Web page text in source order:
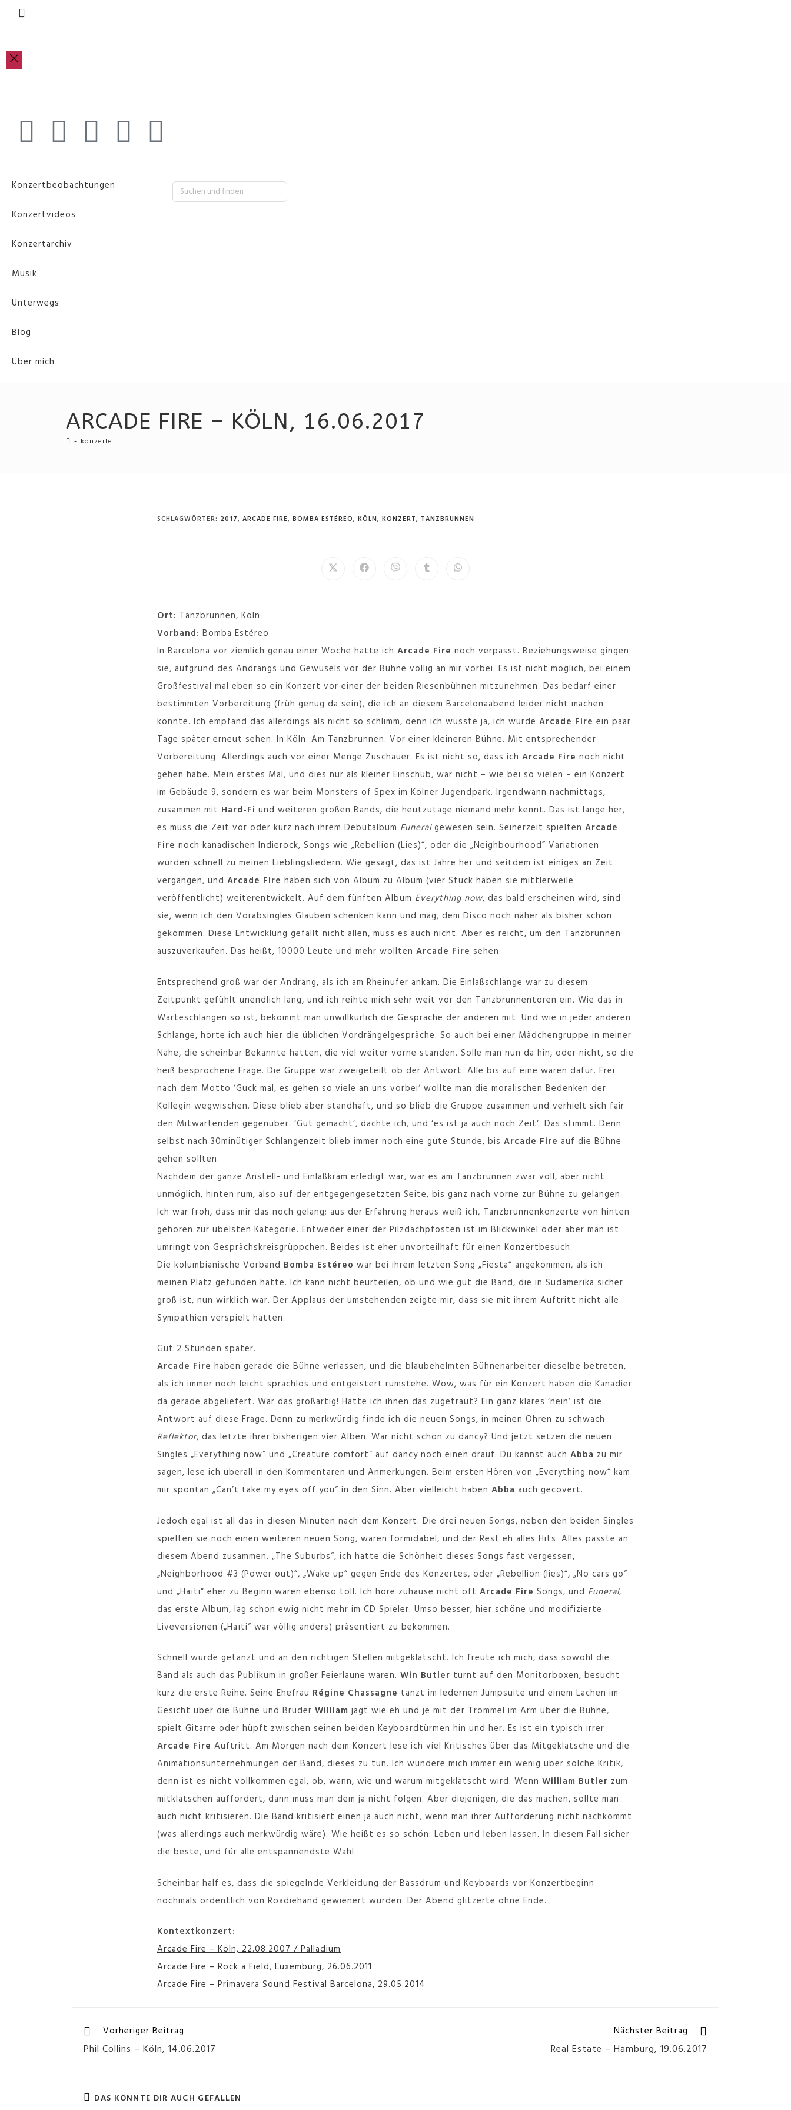
Konzertbeobachtungen
Konzertvideos
Konzertarchiv
Musik
Unterwegs
Blog
Über mich
ARCADE FIRE – KÖLN, 16.06.2017
- konzerte
SCHLAGWÖRTER: 2017, ARCADE FIRE, BOMBA ESTÉREO, KÖLN, KONZERT, TANZBRUNNEN
Ort: Tanzbrunnen, Köln
Vorband: Bomba Estéreo
In Barcelona vor ziemlich genau einer Woche hatte ich Arcade Fire noch verpasst. Beziehungsweise gingen
sie, aufgrund des Andrangs und Gewusels vor der Bühne völlig an mir vorbei. Es ist nicht möglich, bei einem
Großfestival mal eben so ein Konzert vor einer der beiden Riesenbühnen mitzunehmen. Das bedarf einer
bestimmten Vorbereitung (früh genug da sein), die ich an diesem Barcelonaabend leider nicht machen
konnte. Ich empfand das allerdings als nicht so schlimm, denn ich wusste ja, ich würde Arcade Fire ein paar
Tage später erneut sehen. In Köln. Am Tanzbrunnen. Vor einer kleineren Bühne. Mit entsprechender
Vorbereitung. Allerdings auch vor einer Menge Zuschauer. Es ist nicht so, dass ich Arcade Fire noch nicht
gehen habe. Mein erstes Mal, und dies nur als kleiner Einschub, war nicht – wie bei so vielen – ein Konzert
im Gebäude 9, sondern es war beim Monsters of Spex im Kölner Jugendpark. Irgendwann nachmittags,
zusammen mit Hard-Fi und weiteren großen Bands, die heutzutage niemand mehr kennt. Das ist lange her,
es muss die Zeit vor oder kurz nach ihrem Debütalbum Funeralgewesen sein. Seinerzeit spielten Arcade
Fire noch kanadischen Indierock, Songs wie „Rebellion (Lies)“, oder die „Neighbourhood“ Variationen
wurden schnell zu meinen Lieblingsliedern. Wie gesagt, das ist Jahre her und seitdem ist einiges an Zeit
vergangen, und Arcade Fire haben sich von Album zu Album (vier Stück haben sie mittlerweile
veröffentlicht) weiterentwickelt. Auf dem fünften Album Everything now, das bald erscheinen wird, sind
sie, wenn ich den Vorabsingles Glauben schenken kann und mag, dem Disco noch näher als bisher schon
gekommen. Diese Entwicklung gefällt nicht allen, muss es auch nicht. Aber es reicht, um den Tanzbrunnen
auszuverkaufen. Das heißt, 10000 Leute und mehr wollten Arcade Fire sehen.
Entsprechend groß war der Andrang, als ich am Rheinufer ankam. Die Einlaßschlange war zu diesem
Zeitpunkt gefühlt unendlich lang, und ich reihte mich sehr weit vor den Tanzbrunnentoren ein. Wie das in
Warteschlangen so ist, bekommt man unwillkürlich die Gespräche der anderen mit. Und wie in jeder anderen
Schlange, hörte ich auch hier die üblichen Vordrängelgespräche. So auch bei einer Mädchengruppe in meiner
Nähe, die scheinbar Bekannte hatten, die viel weiter vorne standen. Solle man nun da hin, oder nicht, so die
heiß besprochene Frage. Die Gruppe war zweigeteilt ob der Antwort. Alle bis auf eine waren dafür. Frei
nach dem Motto ‘Guck mal, es gehen so viele an uns vorbei‘ wollte man die moralischen Bedenken der
Kollegin wegwischen. Diese blieb aber standhaft, und so blieb die Gruppe zusammen und verhielt sich fair
den Mitwartenden gegenüber. ‘Gut gemacht‘, dachte ich, und ‘es ist ja auch noch Zeit‘. Das stimmt. Denn
selbst nach 30minütiger Schlangenzeit blieb immer noch eine gute Stunde, bis Arcade Fire auf die Bühne
gehen sollten.
Nachdem der ganze Anstell- und Einlaßkram erledigt war, war es am Tanzbrunnen zwar voll, aber nicht
unmöglich, hinten rum, also auf der entgegengesetzten Seite, bis ganz nach vorne zur Bühne zu gelangen.
Ich war froh, dass mir das noch gelang; aus der Erfahrung heraus weiß ich, Tanzbrunnenkonzerte von hinten
gehören zur übelsten Kategorie. Entweder einer der Pilzdachpfosten ist im Blickwinkel oder aber man ist
umringt von Gesprächskreisgrüppchen. Beides ist eher unvorteilhaft für einen Konzertbesuch.
Die kolumbianische Vorband Bomba Estéreo war bei ihrem letzten Song „Fiesta“ angekommen, als ich
meinen Platz gefunden hatte. Ich kann nicht beurteilen, ob und wie gut die Band, die in Südamerika sicher
groß ist, nun wirklich war. Der Applaus der umstehenden zeigte mir, dass sie mit ihrem Auftritt nicht alle
Sympathien verspielt hatten.
Gut 2 Stunden später.
Arcade Fire haben gerade die Bühne verlassen, und die blaubehelmten Bühnenarbeiter dieselbe betreten,
als ich immer noch leicht sprachlos und entgeistert rumstehe. Wow, was für ein Konzert haben die Kanadier
da gerade abgeliefert. War das großartig! Hätte ich ihnen das zugetraut? Ein ganz klares ‘nein‘ ist die
Antwort auf diese Frage. Denn zu merkwürdig finde ich die neuen Songs, in meinen Ohren zu schwach
Reflektor, das letzte ihrer bisherigen vier Alben. War nicht schon zu dancy? Und jetzt setzen die neuen
Singles „Everything now“ und „Creature comfort“ auf dancy noch einen drauf. Du kannst auch Abba zu mir
sagen, lese ich überall in den Kommentaren und Anmerkungen. Beim ersten Hören von „Everything now“ kam
mir spontan „Can’t take my eyes off you“ in den Sinn. Aber vielleicht haben Abba auch gecovert.
Jedoch egal ist all das in diesen Minuten nach dem Konzert. Die drei neuen Songs, neben den beiden Singles
spielten sie noch einen weiteren neuen Song, waren formidabel, und der Rest eh alles Hits. Alles passte an
diesem Abend zusammen. „The Suburbs“, ich hatte die Schönheit dieses Songs fast vergessen,
„Neighborhood #3 (Power out)“, „Wake up“ gegen Ende des Konzertes, oder „Rebellion (lies)“, „No cars go“
und „Haïti“ eher zu Beginn waren ebenso toll. Ich höre zuhause nicht oft Arcade Fire Songs, und Funeral,
das erste Album, lag schon ewig nicht mehr im CD Spieler. Umso besser, hier schöne und modifizierte
Liveversionen („Haïti“ war völlig anders) präsentiert zu bekommen.
Schnell wurde getanzt und an den richtigen Stellen mitgeklatscht. Ich freute ich mich, dass sowohl die
Band als auch das Publikum in großer Feierlaune waren. Win Butler turnt auf den Monitorboxen, besucht
kurz die erste Reihe. Seine Ehefrau Régine Chassagne tanzt im ledernen Jumpsuite und einem Lachen im
Gesicht über die Bühne und Bruder William jagt wie eh und je mit der Trommel im Arm über die Bühne,
spielt Gitarre oder hüpft zwischen seinen beiden Keyboardtürmen hin und her. Es ist ein typisch irrer
Arcade Fire Auftritt. Am Morgen nach dem Konzert lese ich viel Kritisches über das Mitgeklatsche und die
Animationsunternehmungen der Band, dieses zu tun. Ich wundere mich immer ein wenig über solche Kritik,
denn ist es nicht vollkommen egal, ob, wann, wie und warum mitgeklatscht wird. Wenn William Butler zum
mitklatschen auffordert, dann muss man dem ja nicht folgen. Aber diejenigen, die das machen, sollte man
auch nicht kritisieren. Die Band kritisiert einen ja auch nicht, wenn man ihrer Aufforderung nicht nachkommt
(was allerdings auch merkwürdig wäre). Wie heißt es so schön: Leben und leben lassen. In diesem Fall sicher
die beste, und für alle entspannendste Wahl.
Scheinbar half es, dass die spiegelnde Verkleidung der Bassdrum und Keyboards vor Konzertbeginn
nochmals ordentlich von Roadiehand gewienert wurden. Der Abend glitzerte ohne Ende.
Kontextkonzert:
Arcade Fire – Köln, 22.08.2007 / Palladium
Arcade Fire – Rock a Field, Luxemburg, 26.06.2011
Arcade Fire – Primavera Sound Festival Barcelona, 29.05.2014
Vorheriger Beitrag
Phil Collins – Köln, 14.06.2017
Nächster Beitrag
Real Estate – Hamburg, 19.06.2017
DAS KÖNNTE DIR AUCH GEFALLEN